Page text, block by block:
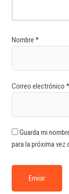
Nombre *
Correo electrónico *
Guarda mi
para la próxima vez